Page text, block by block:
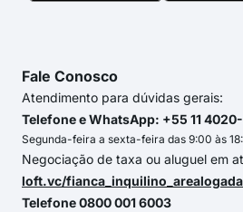
Fale Conosco
Atendimento para dúvidas gerais:
Telefone e WhatsApp: +55 11
Segunda-feira a sexta-feira das 9:00 às
Negociação de taxa ou aluguel em
loft.vc/fianca_inquilino_arealogada
Telefone 0800 001 6003